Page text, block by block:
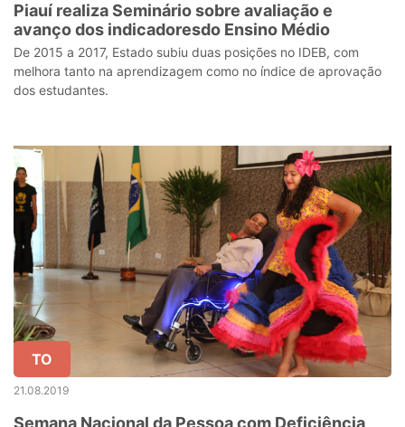
Piauí realiza Seminário sobre avaliação e
avanço dos indicadoresdo Ensino Médio
De 2015 a 2017, Estado subiu duas posições no IDEB, com
melhora tanto na aprendizagem como no índice de aprovação
dos estudantes.
TO
21.08.2019
Semana Nacional da Pessoa com Deficiência